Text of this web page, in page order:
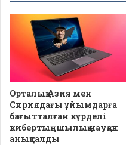
Орталық Азия мен
Сириядағы ұйымдарға
бағытталған күрделі
кибертыңшылық науқан
анықталды